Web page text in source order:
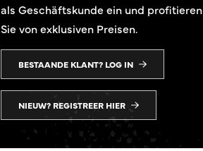
als Geschäftskunde ein und profitieren
Sie von exklusiven Preisen.
BESTAANDE KLANT? LOG IN
NIEUW? REGISTREER HIER